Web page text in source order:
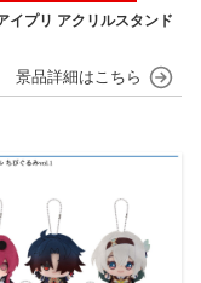
イプリ アクリルスタンド